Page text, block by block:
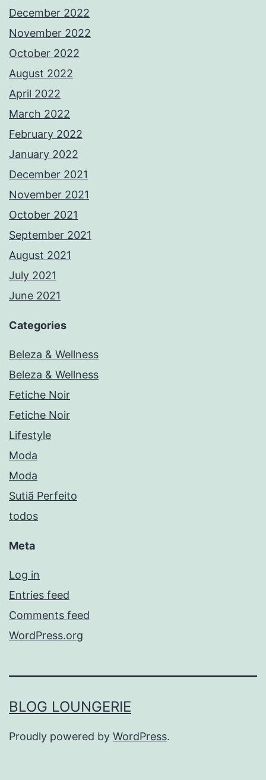
December 2022
November 2022
October 2022
August 2022
April 2022
March 2022
February 2022
January 2022
December 2021
November 2021
October 2021
September 2021
August 2021
July 2021
June 2021
Categories
Beleza & Wellness
Beleza & Wellness
Fetiche Noir
Fetiche Noir
Lifestyle
Moda
Moda
Sutiã Perfeito
todos
Meta
Log in
Entries feed
Comments feed
WordPress.org
BLOG LOUNGERIE
Proudly powered by WordPress.